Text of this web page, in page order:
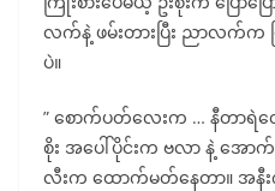
လက်နဲ့ ဖမ်းတားပြီး ညာလက်က
ပဲ။
” စောက်ပတ်လေးက … နီတာရဲ
စိုး အပေါ်ပိုင်းက ဗလာ နဲ့ အေ
လီးက ထောက်မတ်နေတာ။ အနီ